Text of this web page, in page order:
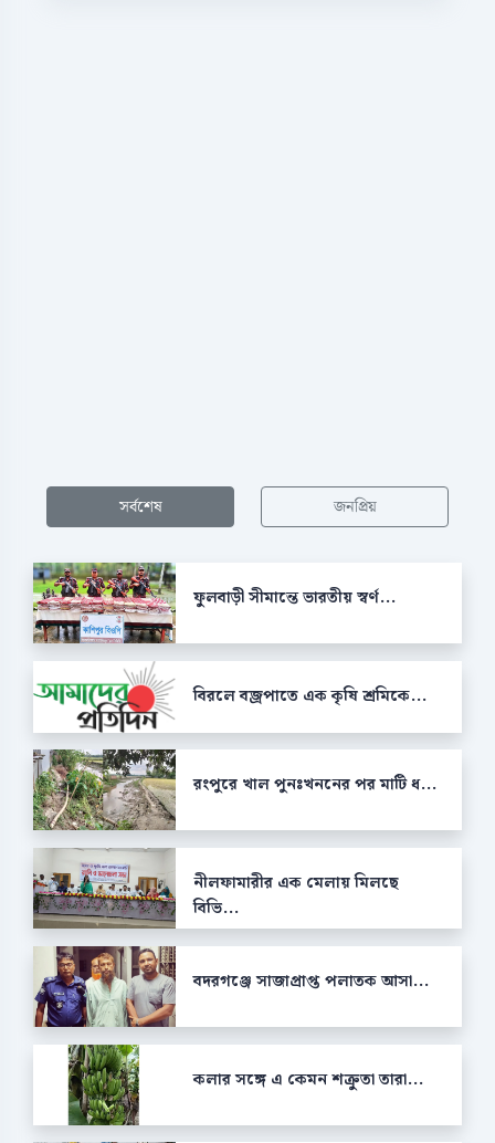
সর্বশেষ জনপ্রিয়
ফুলবাড়ী সীমান্তে ভারতীয় স্বর্ণ...
বিরলে বজ্রপাতে এক কৃষি শ্রমিকে...
রংপুরে খাল পুনঃখননের পর মাটি ধ...
নীলফামারীর এক মেলায় মিলছে
বিভি...
বদরগঞ্জে সাজাপ্রাপ্ত পলাতক আসা...
কলার সঙ্গে এ কেমন শক্রুতা তারা...